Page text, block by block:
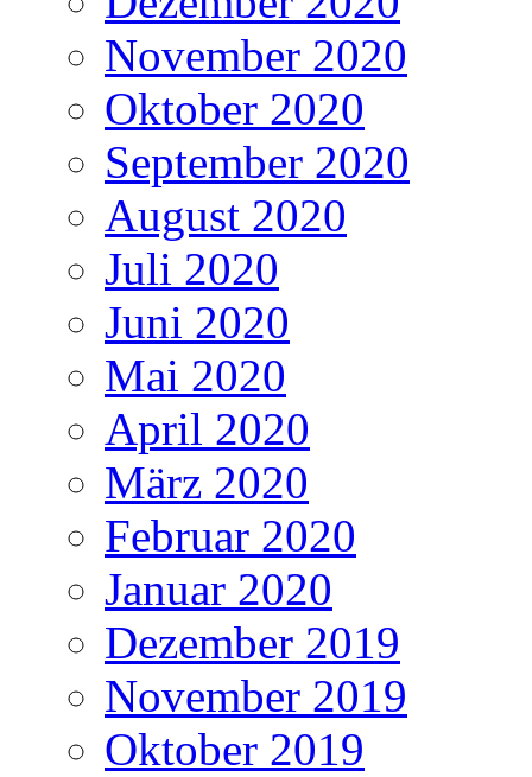
November 2020
Oktober 2020
September 2020
August 2020
Juli 2020
Juni 2020
Mai 2020
April 2020
März 2020
Februar 2020
Januar 2020
Dezember 2019
November 2019
Oktober 2019